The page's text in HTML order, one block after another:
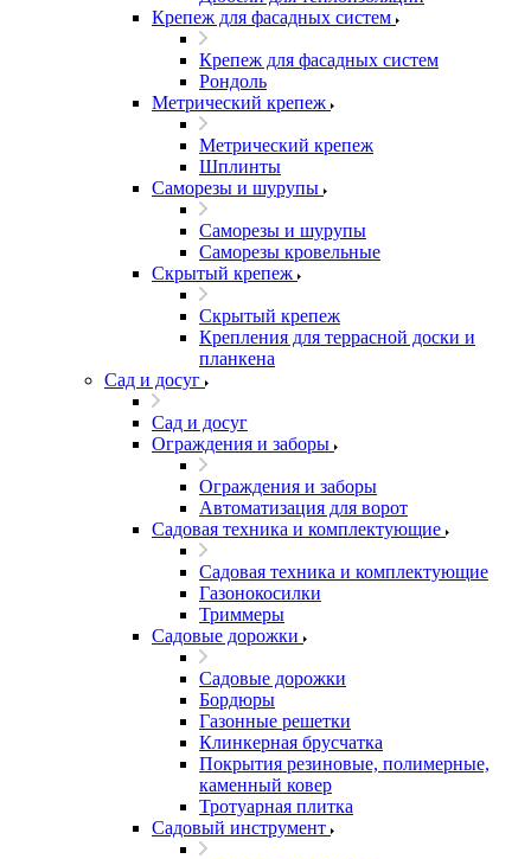
Крепеж для фасадных систем
Крепеж для фасадных систем
Рондоль
Метрический крепеж
Метрический крепеж
Шплинты
Саморезы и шурупы
Саморезы и шурупы
Саморезы кровельные
Скрытый крепеж
Скрытый крепеж
Крепления для террасной доски и
планкена
Сад и досуг
Сад и досуг
Ограждения и заборы
Ограждения и заборы
Автоматизация для ворот
Садовая техника и комплектующие
Садовая техника и комплектующие
Газонокосилки
Триммеры
Садовые дорожки
Садовые дорожки
Бордюры
Газонные решетки
Клинкерная брусчатка
Покрытия резиновые, полимерные,
каменный ковер
Тротуарная плитка
Садовый инструмент